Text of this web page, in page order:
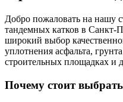
Добро пожаловать на нашу
тандемных катков в Санкт-
широкий выбор
уплотнения асфальта,
строительных площадках и
Почему стоит